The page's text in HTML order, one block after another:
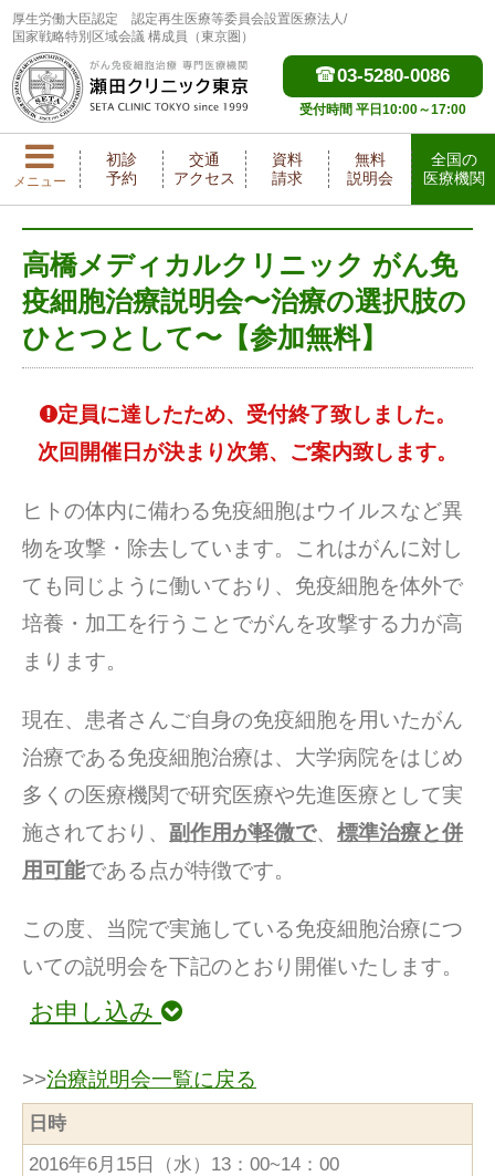
厚生労働大臣認定
認定再生医療等委員会設置医療法人/
国家戦略特別区域会議 構成員（東京圏）
03-5280-0086
受付時間 平日10:00～17:00
メニュー
初診
予約
交通
アクセス
資料
請求
無料
説明会
全国の
医療機関
高橋メディカルクリニック がん免
疫細胞治療説明会〜治療の選択肢の
ひとつとして〜【参加無料】
定員に達したため、受付終了致しました。
次回開催日が決まり次第、ご案内致します。
ヒトの体内に備わる免疫細胞はウイルスなど異
物を攻撃・除去しています。これはがんに対し
ても同じように働いており、免疫細胞を体外で
培養・加⼯を⾏うことでがんを攻撃する⼒が⾼
まります。
現在、患者さんご⾃⾝の免疫細胞を⽤いたがん
治療である免疫細胞治療は、⼤学病院をはじめ
多くの医療機関で研究医療や先進医療として実
施されており、 副作用が軽微で、 標準治療と併
⽤可能である点が特徴です。
この度、当院で実施している免疫細胞治療につ
いての説明会を下記のとおり開催いたします。
お申し込み
>>治療説明会一覧に戻る
日時
2016年6月15日（水）13：00~14：00